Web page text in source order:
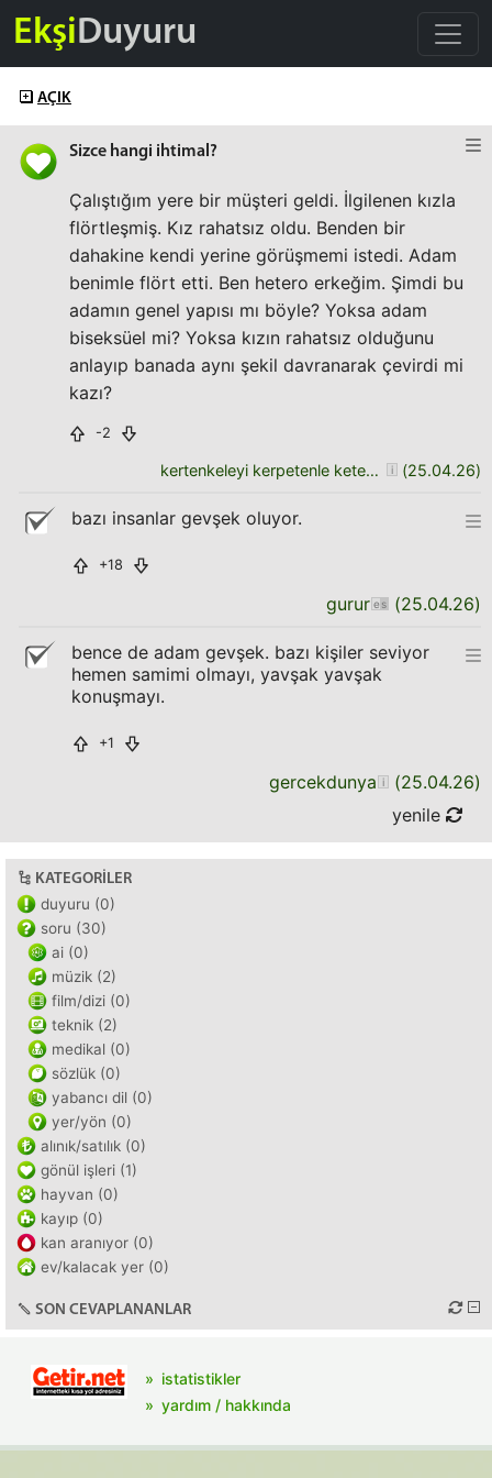
EkşiDuyuru
AÇIK
Sizce hangi ihtimal?
Çalıştığım yere bir müşteri geldi. İlgilenen kızla
flörtleşmiş. Kız rahatsız oldu. Benden bir
dahakine kendi yerine görüşmemi istedi. Adam
benimle flört etti. Ben hetero erkeğim. Şimdi bu
adamın genel yapısı mı böyle? Yoksa adam
biseksüel mi? Yoksa kızın rahatsız olduğunu
anlayıp banada aynı şekil davranarak çevirdi mi
kazı?
-2
kertenkeleyi kerpetenle ketenpereye getiren (25.04.26)
bazı insanlar gevşek oluyor.
+18
gurur (25.04.26)
bence de adam gevşek. bazı kişiler seviyor
hemen samimi olmayı, yavşak yavşak
konuşmayı.
+1
gercekdunya (25.04.26)
yenile
KATEGORILER
duyuru (0)
soru (30)
ai (0)
müzik (2)
film/dizi (0)
teknik (2)
medikal (0)
sözlük (0)
yabancı dil (0)
yer/yön (0)
alınık/satılık (0)
gönül işleri (1)
hayvan (0)
kayıp (0)
kan aranıyor (0)
ev/kalacak yer (0)
SON CEVAPLANANLAR
istatistikler
yardım / hakkında